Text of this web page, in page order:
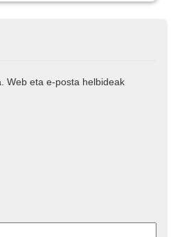
Web eta e-posta helbideak